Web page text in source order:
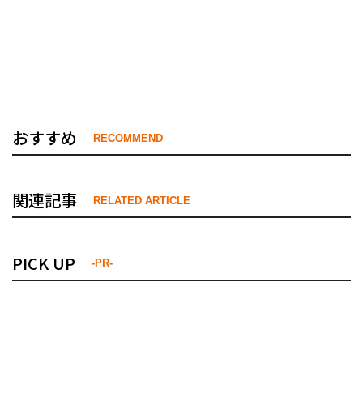
おすすめ RECOMMEND
関連記事 RELATED ARTICLE
PICK UP -PR-